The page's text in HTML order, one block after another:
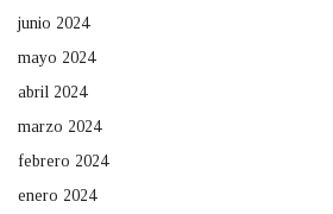
junio 2024
mayo 2024
abril 2024
marzo 2024
febrero 2024
enero 2024